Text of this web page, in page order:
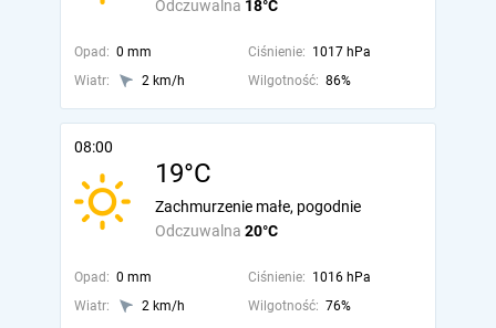
Odczuwalna 18°C
Opad: 0 mm Ciśnienie: 1017 hPa
Wiatr:
2 km/h Wilgotność: 86%
08:00
19°C
Odczuwalna 20°C
Zachmurzenie małe, pogodnie
Opad: 0 mm Ciśnienie: 1016 hPa
Wiatr:
2 km/h Wilgotność: 76%